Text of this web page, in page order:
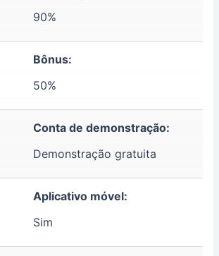
90%
Bônus:
50%
Conta de demonstração:
Demonstração gratuita
Aplicativo móvel:
Sim